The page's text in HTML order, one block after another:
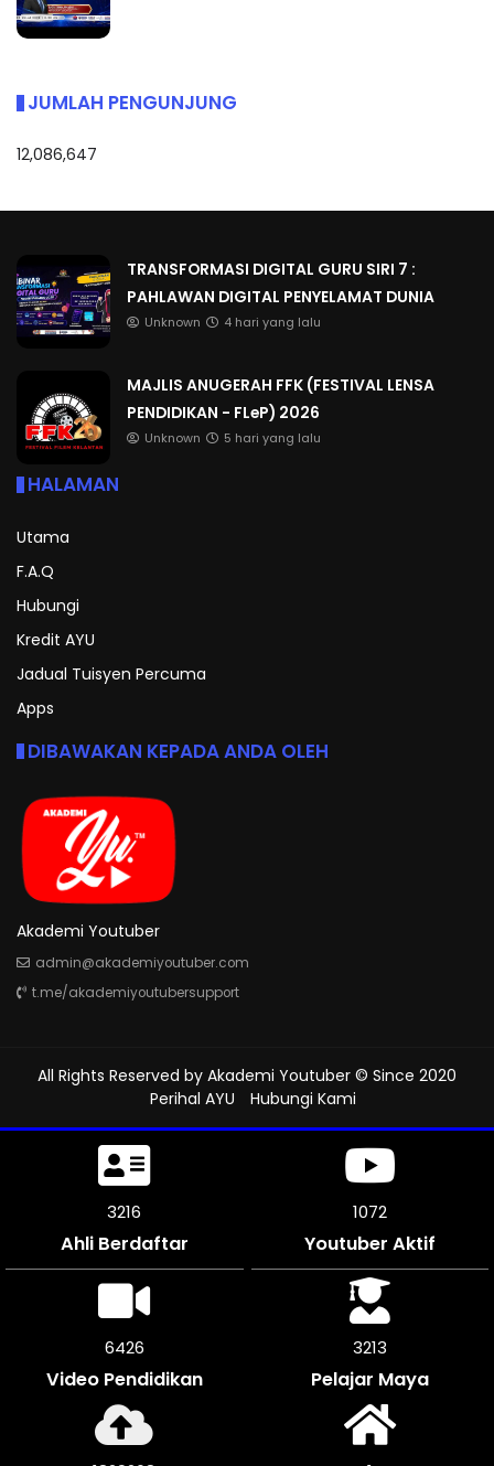
JUMLAH PENGUNJUNG
12,086,647
TRANSFORMASI DIGITAL GURU SIRI 7 :
PAHLAWAN DIGITAL PENYELAMAT DUNIA
Unknown 4 hari yang lalu
MAJLIS ANUGERAH FFK (FESTIVAL LENSA
PENDIDIKAN - FLeP) 2026
Unknown 5 hari yang lalu
HALAMAN
Utama
F.A.Q
Hubungi
Kredit AYU
Jadual Tuisyen Percuma
Apps
DIBAWAKAN KEPADA ANDA OLEH
Akademi Youtuber
admin@akademiyoutuber.com
t.me/akademiyoutubersupport
All Rights Reserved by Akademi Youtuber © Since 2020
Perihal AYU
Hubungi Kami
3678
Ahli Berdaftar
1225
Youtuber Aktif
7350
Video Pendidikan
3675
Pelajar Maya